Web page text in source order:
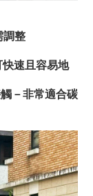
調整
速且容易地
－非常適合碳